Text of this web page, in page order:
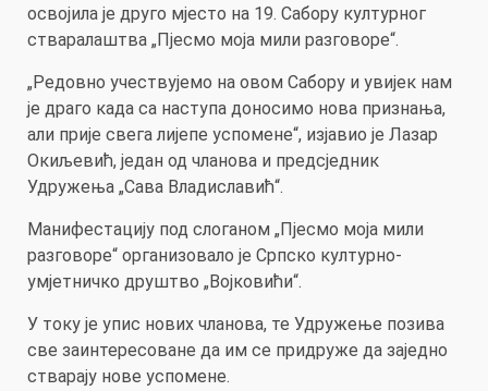
освојила је друго мјесто на 19. Сабору културног
стваралаштва „Пјесмо моја мили разговоре“.
„Редовно учествујемо на овом Сабору и увијек нам
је драго када са наступа доносимо нова признања,
али прије свега лијепе успомене“, изјавио је Лазар
Окиљевић, један од чланова и предсједник
Удружења „Сава Владиславић“.
Манифестацију под слоганом „Пјесмо моја мили
разговоре“ организовало је Српско културно-
умјетничко друштво „Војковићи“.
У току је упис нових чланова, те Удружење позива
све заинтересоване да им се придруже да заједно
стварају нове успомене.